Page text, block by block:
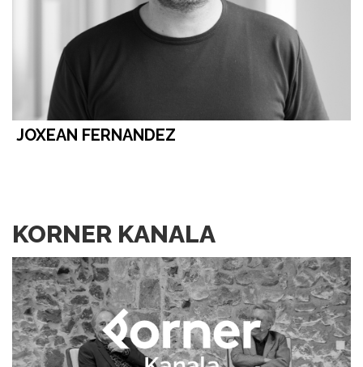
JOXEAN FERNANDEZ
KORNER KANALA